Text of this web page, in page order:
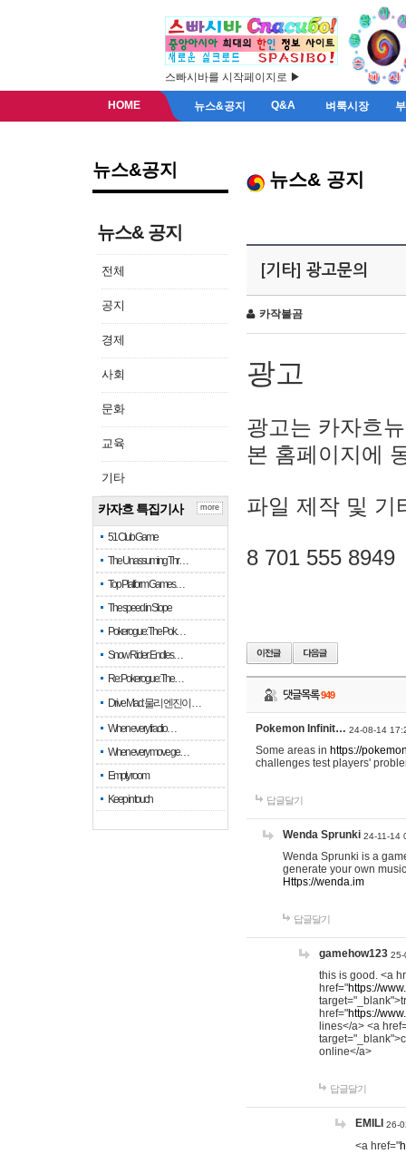
스빠시바를 시작페이지로 ▶
HOME 뉴스&공지 Q&A 벼룩시장
뉴스&공지
뉴스& 공지
전체
공지
경제
사회
문화
교육
기타
카자흐 특집기사
51 Club Game
The Unassuming Thr…
Top Platform Games…
The speed in Slope
Pokerogue: The Pok…
Snow Rider: Endles…
Re: Pokerogue: The…
Drive Mad: 물리 엔진이 …
When every fractio…
When every move ge…
Empty room
Keep in touch
more
뉴스& 공지
[기타] 광고문의
카작불곰
광고
광고는 카자흐
본 홈페이지에
파일 제작 및 기
8 701 555 8949
댓글목록949
Pokemon Infinit… 24-08-14
Some areas in https://
challenges test players'
답글달기
Wenda Sprunki 24-11-14
Wenda Sprunki is a
generate your own
Https://wenda.im
답글달기
gamehow123 25-
this is good. <a
href="https://
href="https://
lines</a> <a
online</a>
답글달기
EMILI 26-
<a href="